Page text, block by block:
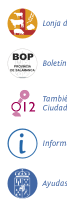
Lonja